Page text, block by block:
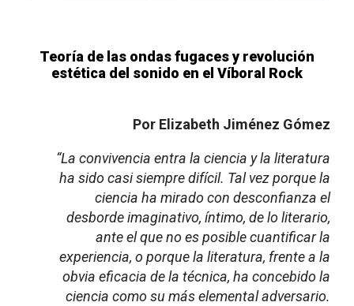
Teoría de las ondas fugaces y revolución
estética del sonido en el Víboral Rock
Por Elizabeth Jiménez Gómez
“La convivencia entra la ciencia y la literatura
ha sido casi siempre difícil. Tal vez porque la
ciencia ha mirado con desconfianza el
desborde imaginativo, íntimo, de lo literario,
ante el que no es posible cuantificar la
experiencia, o porque la literatura, frente a la
obvia eficacia de la técnica, ha concebido la
ciencia como su más elemental adversario.